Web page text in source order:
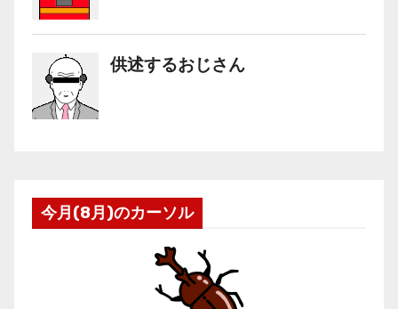
今月(8月)のカーソル